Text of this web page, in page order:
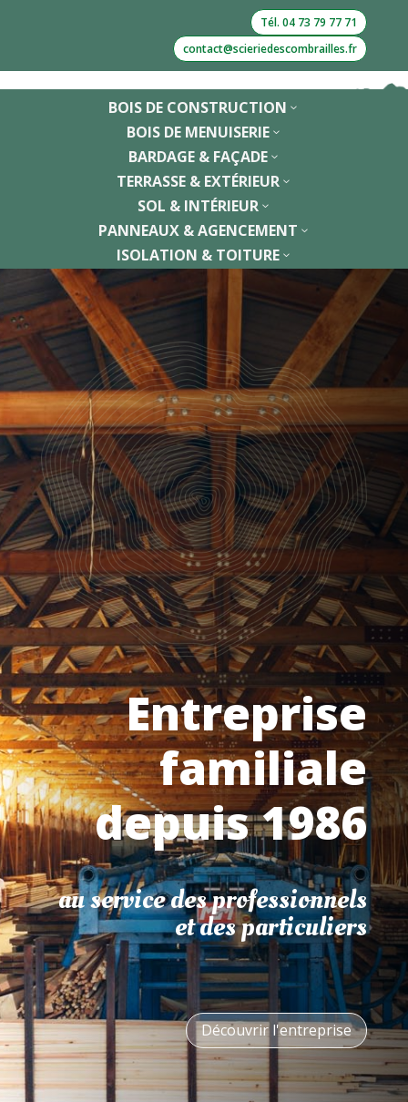
Tél. 04 73 79 77 71
contact@scieriedescombrailles.fr
3
BOIS DE CONSTRUCTION
3
BOIS DE MENUISERIE
3
BARDAGE & FAÇADE
3
TERRASSE & EXTÉRIEUR
3
SOL & INTÉRIEUR
3
PANNEAUX & AGENCEMENT
3
ISOLATION & TOITURE
Entreprise
familiale
depuis 1986
au service des professionnels
et des particuliers
Découvrir l'entreprise